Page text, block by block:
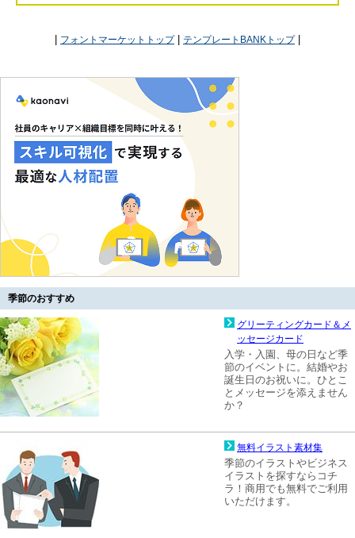
| フォントマーケットトップ| テンプレートBANKトップ|
季節のおすすめ
グリーティングカード＆メ
ッセージカード
入学・入園、母の日など季
節のイベントに。結婚やお
誕生日のお祝いに。ひとこ
とメッセージを添えません
か？
無料イラスト素材集
季節のイラストやビジネス
イラストを探すならコチ
ラ！商用でも無料でご利用
いただけます。